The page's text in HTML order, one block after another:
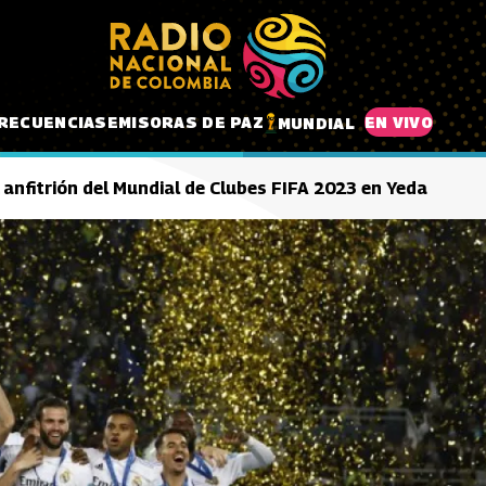
EMISORAS DE PAZ MUNDIAL EN VIVO
del Mundial de Clubes FIFA 2023 en Yeda